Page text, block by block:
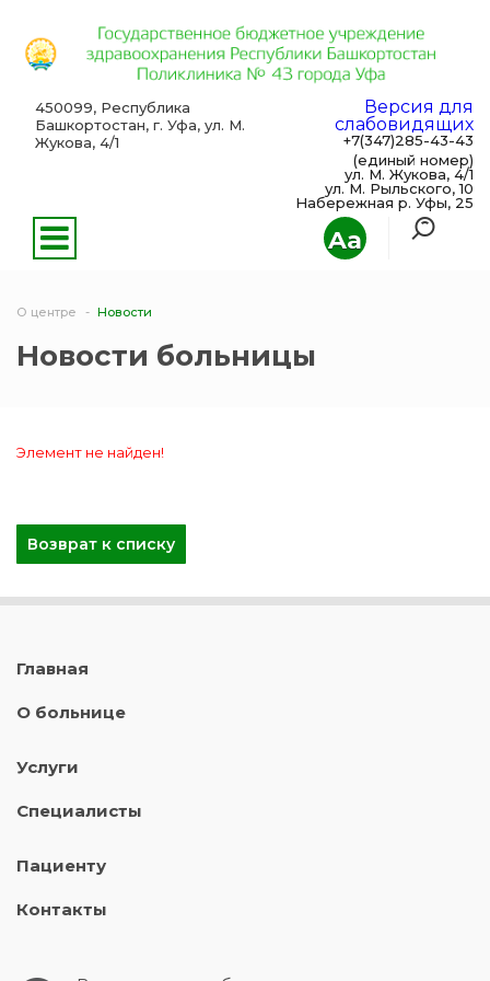
Aa
450099, Республика
Башкортостан, г. Уфа, ул. М.
Жукова, 4/1
Версия для
слабовидящих
+7(347)285-43-43
(единый номер)
ул. М. Жукова, 4/1
ул. М. Рыльского, 10
Набережная р. Уфы, 25
О центре Новости
Новости больницы
Элемент не найден!
Возврат к списку
Главная
О больнице
Услуги
Специалисты
Пациенту
Контакты